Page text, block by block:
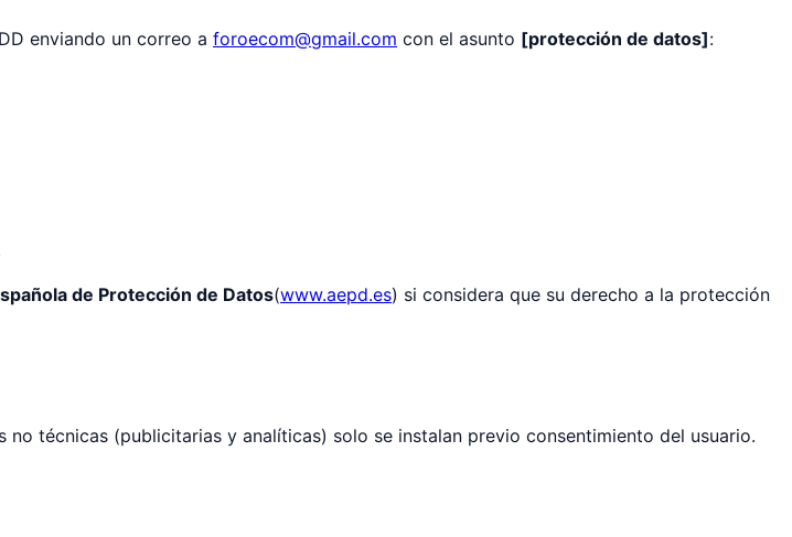
enviando un correo a foroecom@gmail.com con el asunto [protección de datos]:
de Protección de Datos(www.aepd.es) si considera que su derecho a la protección
no técnicas (publicitarias y analíticas) solo se instalan previo consentimiento del usuario.